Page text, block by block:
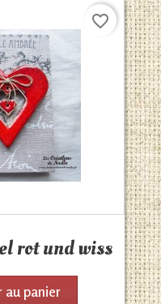
rot und wiss
au panier
favorite_border